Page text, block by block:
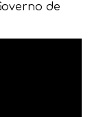
de